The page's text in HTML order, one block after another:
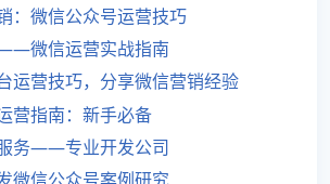
：微信公众号运营技巧
微信运营实战指南
运营技巧，分享微信营销经验
营指南：新手必备
务——专业开发公司